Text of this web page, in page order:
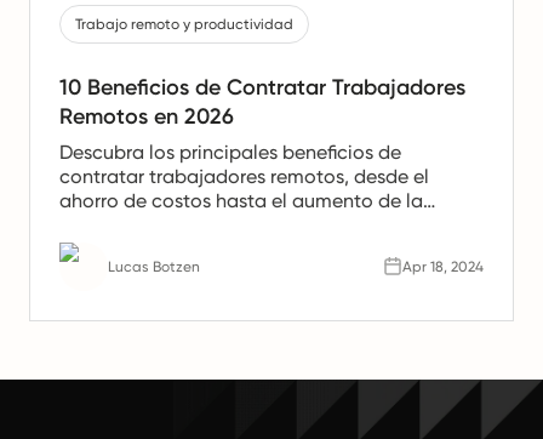
Trabajo remoto y productividad
10 Beneficios de Contratar Trabajadores
Remotos en 2026
Descubra los principales beneficios de
contratar trabajadores remotos, desde el
ahorro de costos hasta el aumento de la
remotos son el futuro del trabajo.
Lucas Botzen Apr 18, 2024